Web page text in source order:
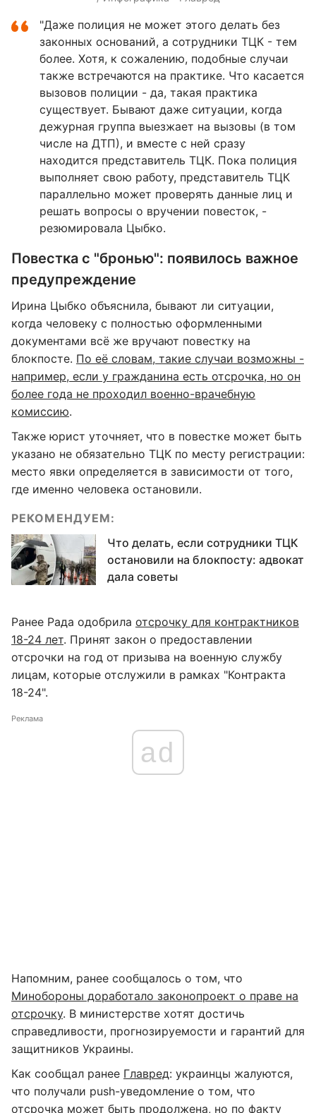
"Даже полиция не может этого делать без
законных оснований, а сотрудники ТЦК - тем
более. Хотя, к сожалению, подобные случаи
также встречаются на практике. Что касается
вызовов полиции - да, такая практика
существует. Бывают даже ситуации, когда
дежурная группа выезжает на вызовы (в том
числе на ДТП), и вместе с ней сразу
находится представитель ТЦК. Пока полиция
выполняет свою работу, представитель ТЦК
параллельно может проверять данные лиц и
решать вопросы о вручении повесток, -
резюмировала Цыбко.
Повестка с "бронью": появилось важное
предупреждение
Ирина Цыбко объяснила, бывают ли ситуации,
когда человеку с полностью оформленными
документами всё же вручают повестку на
блокпосте. По её словам, такие случаи возможны -
например, если у гражданина есть отсрочка, но он
более года не проходил военно-врачебную
комиссию.
Также юрист уточняет, что в повестке может быть
указано не обязательно ТЦК по месту регистрации:
место явки определяется в зависимости от того,
где именно человека остановили.
РЕКОМЕНДУЕМ:
Что делать, если сотрудники ТЦК
остановили на блокпосту: адвокат
дала советы
Ранее Рада одобрила отсрочку для контрактников
18-24 лет. Принят закон о предоставлении
отсрочки на год от призыва на военную службу
лицам, которые отслужили в рамках "Контракта
18-24".
Реклама
ad
Напомним, ранее сообщалось о том, что
Минобороны доработало законопроект о праве на
отсрочку. В министерстве хотят достичь
справедливости, прогнозируемости и гарантий для
защитников Украины.
Как сообщал ранее Главред: украинцы жалуются,
что получали push-уведомление о том, что
отсрочка может быть продолжена, но по факту